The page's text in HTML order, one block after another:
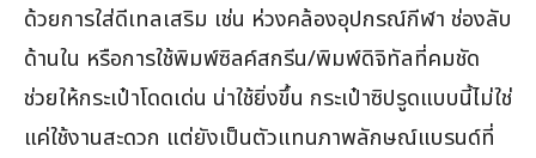
ด้วยการใส่ดีเทลเสริม เช่น ห่วงคล้องอุปกรณ์กีฬา ช่องลับ
ด้านใน หรือการใช้พิมพ์ซิลค์สกรีน/พิมพ์ดิจิทัลที่คมชัด
ช่วยให้กระเป๋าโดดเด่น น่าใช้ยิ่งขึ้น กระเป๋าซิปรูดแบบนี้ไม่ใช่
แค่ใช้งานสะดวก แต่ยังเป็นตัวแทนภาพลักษณ์แบรนด์ที่